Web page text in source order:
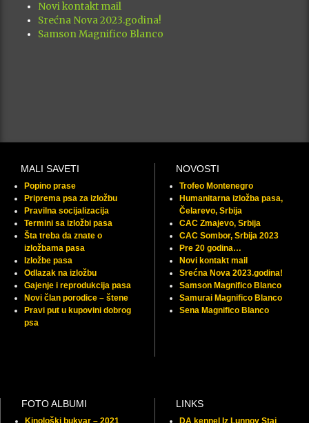
Novi kontakt mail
Srećna Nova 2023.godina!
Samson Magnifico Blanco
MALI SAVETI
Popino prase
Priprema psa za izložbu
Pravilna socijalizacija
Termini sa izložbi pasa
Šta treba da znate o
izložbama pasa
Izložbe pasa
Odlazak na izložbu
Gajenje i reprodukcija pasa
Novi član porodice – štene
Pravi put u kupovini dobrog
psa
NOVOSTI
Trofeo Montenegro
Humanitarna izložba pasa,
Čelarevo, Srbija
CAC Zmajevo, Srbija
CAC Sombor, Srbija 2023
Pre 20 godina…
Novi kontakt mail
Srećna Nova 2023.godina!
Samson Magnifico Blanco
Samurai Magnifico Blanco
Sena Magnifico Blanco
FOTO ALBUMI
Kinološki bukvar – 2021
LINKS
DA kennel Iz Lunnoy Stai